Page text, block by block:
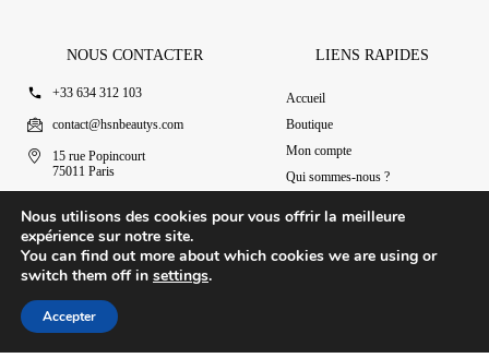
NOUS CONTACTER
+33 634 312 103
contact@hsnbeautys.com
15 rue Popincourt
75011 Paris
LIENS RAPIDES
Accueil
Boutique
Mon compte
Qui sommes-nous ?
Nous utilisons des cookies pour vous offrir la meilleure
expérience sur notre site.
You can find out more about which cookies we are using or
switch them off in settings.
Accepter
Accueil